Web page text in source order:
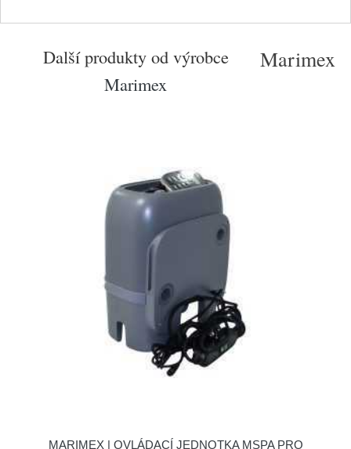
Další produkty od výrobce
Marimex
Marimex
MARIMEX | OVLÁDACÍ JEDNOTKA MSPA PRO